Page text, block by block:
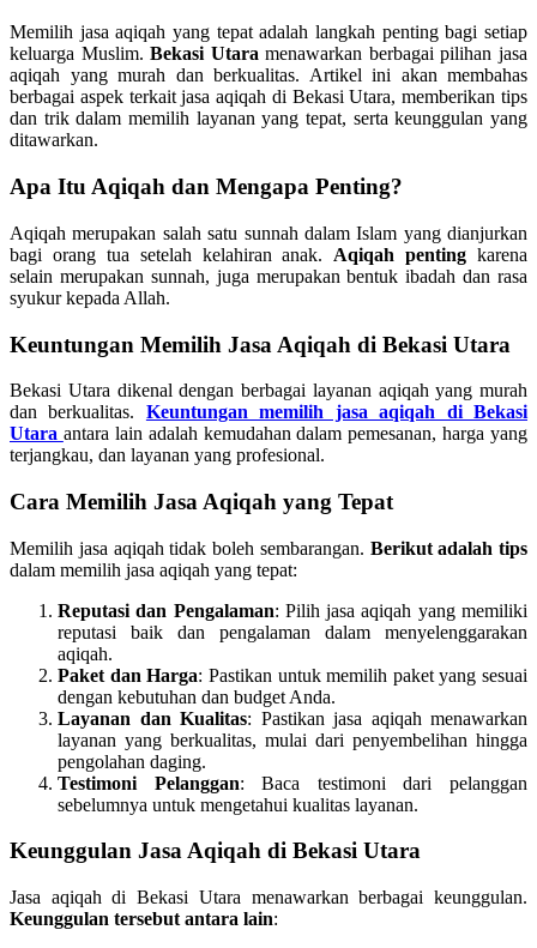
Memilih jasa aqiqah yang tepat adalah langkah penting bagi setiap
keluarga Muslim.Bekasi Utaramenawarkan berbagai pilihan jasa
aqiqah yang murah dan berkualitas. Artikel ini akan membahas
berbagai aspek terkait jasa aqiqah di Bekasi Utara, memberikan tips
dan trik dalam memilih layanan yang tepat, serta keunggulan yang
ditawarkan.
Apa Itu Aqiqah dan Mengapa Penting?
Aqiqah merupakan salah satu sunnah dalam Islam yang dianjurkan
bagi orang tua setelah kelahiran anak. Aqiqah penting karena
selain merupakan sunnah, juga merupakan bentuk ibadah dan rasa
syukur kepada Allah.
Keuntungan Memilih Jasa Aqiqah di Bekasi Utara
Bekasi Utara dikenal dengan berbagai layanan aqiqah yang murah
dan berkualitas. Keuntungan memilih jasa aqiqah di Bekasi
Utara antara lain adalah kemudahan dalam pemesanan, harga yang
terjangkau, dan layanan yang profesional.
Cara Memilih Jasa Aqiqah yang Tepat
Memilih jasa aqiqah tidak boleh sembarangan. Berikut adalah tips
dalam memilih jasa aqiqah yang tepat:
Reputasi dan Pengalaman: Pilih jasa aqiqah yang memiliki
reputasi baik dan pengalaman dalam menyelenggarakan
aqiqah.
Paket dan Harga: Pastikan untuk memilih paket yang sesuai
dengan kebutuhan dan budget Anda.
Layanan dan Kualitas: Pastikan jasa aqiqah menawarkan
layanan yang berkualitas, mulai dari penyembelihan hingga
pengolahan daging.
Testimoni Pelanggan: Baca testimoni dari pelanggan
sebelumnya untuk mengetahui kualitas layanan.
Keunggulan Jasa Aqiqah di Bekasi Utara
Jasa aqiqah di Bekasi Utara menawarkan berbagai keunggulan.
Keunggulan tersebut antara lain: